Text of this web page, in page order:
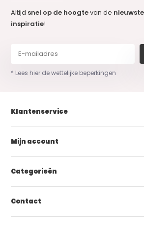
Altijd snel op de hoogtevan de
inspiratie!
* Lees hier de wettelijke beperkingen
Klantenservice
Mijn account
Categorieën
Contact